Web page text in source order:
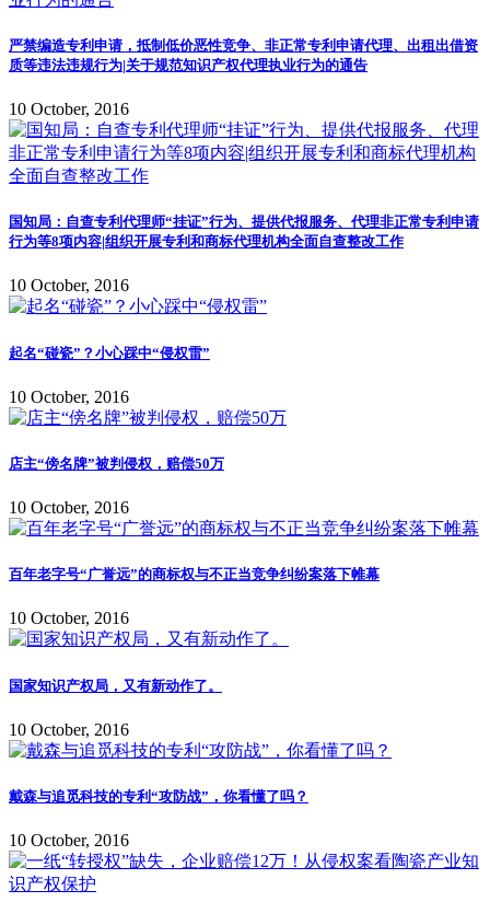
严禁编造专利申请，抵制低价恶性竞争、非正常专利申请代理、出租出借资
质等违法违规行为|关于规范知识产权代理执业行为的通告
10 October, 2016
国知局：自查专利代理师“挂证”行为、提供代报服务、代理非正常专利申请
行为等8项内容|组织开展专利和商标代理机构全面自查整改工作
10 October, 2016
起名“碰瓷”？小心踩中“侵权雷”
10 October, 2016
店主“傍名牌”被判侵权，赔偿50万
10 October, 2016
百年老字号“广誉远”的商标权与不正当竞争纠纷案落下帷幕
10 October, 2016
国家知识产权局，又有新动作了。
10 October, 2016
戴森与追觅科技的专利“攻防战”，你看懂了吗？
10 October, 2016